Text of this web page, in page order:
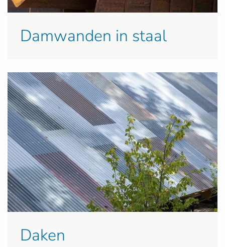
Damwanden in staal
Daken